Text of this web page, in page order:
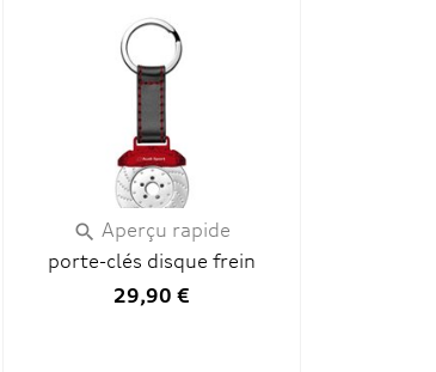
 Aperçu rapide
porte-clés disque frein
29,90 €